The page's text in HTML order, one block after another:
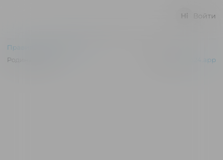
Войти
Правила и соглашения
Родина © 2026
p24.app